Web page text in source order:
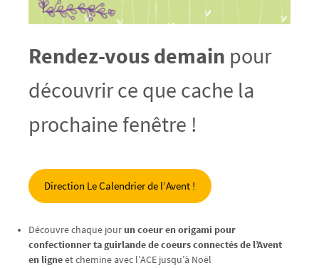
Rendez-vous demain pour
découvrir ce que cache la
prochaine fenêtre !
Direction Le Calendrier de l’Avent !
Découvre chaque jourun coeur en origami pour
confectionner ta guirlande de coeurs connectés de l’Avent
en ligneet chemine avec l’ACE jusqu’à Noël